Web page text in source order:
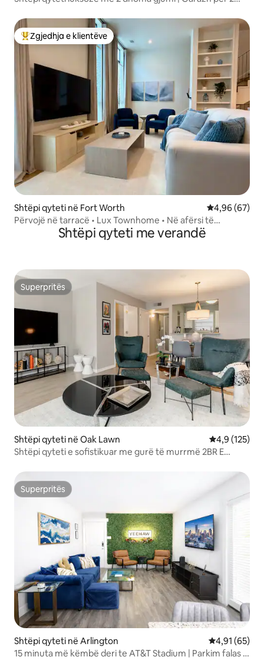
Më të mirat e zgjedhjeve të klientëve
Zgjedhja e klientëve
Shtëpi qyteti në Fort Worth Vlerësimi
4,96 (67)
Përvojë në tarracë • Lux Townhome • Në afërsi të
Shtëpi qyteti me verandë
Superpritës
Superpritës
Shtëpi qyteti në Oak Lawn Vlerësimi
4,9 (125)
Shtëpi qyteti e sofistikuar me gurë të murrmë 2BR E
Superpritës
Superpritës
Shtëpi qyteti në Arlington Vlerësimi
4,91 (65)
15 minuta më këmbë deri te AT&T Stadium | Parkim falas |